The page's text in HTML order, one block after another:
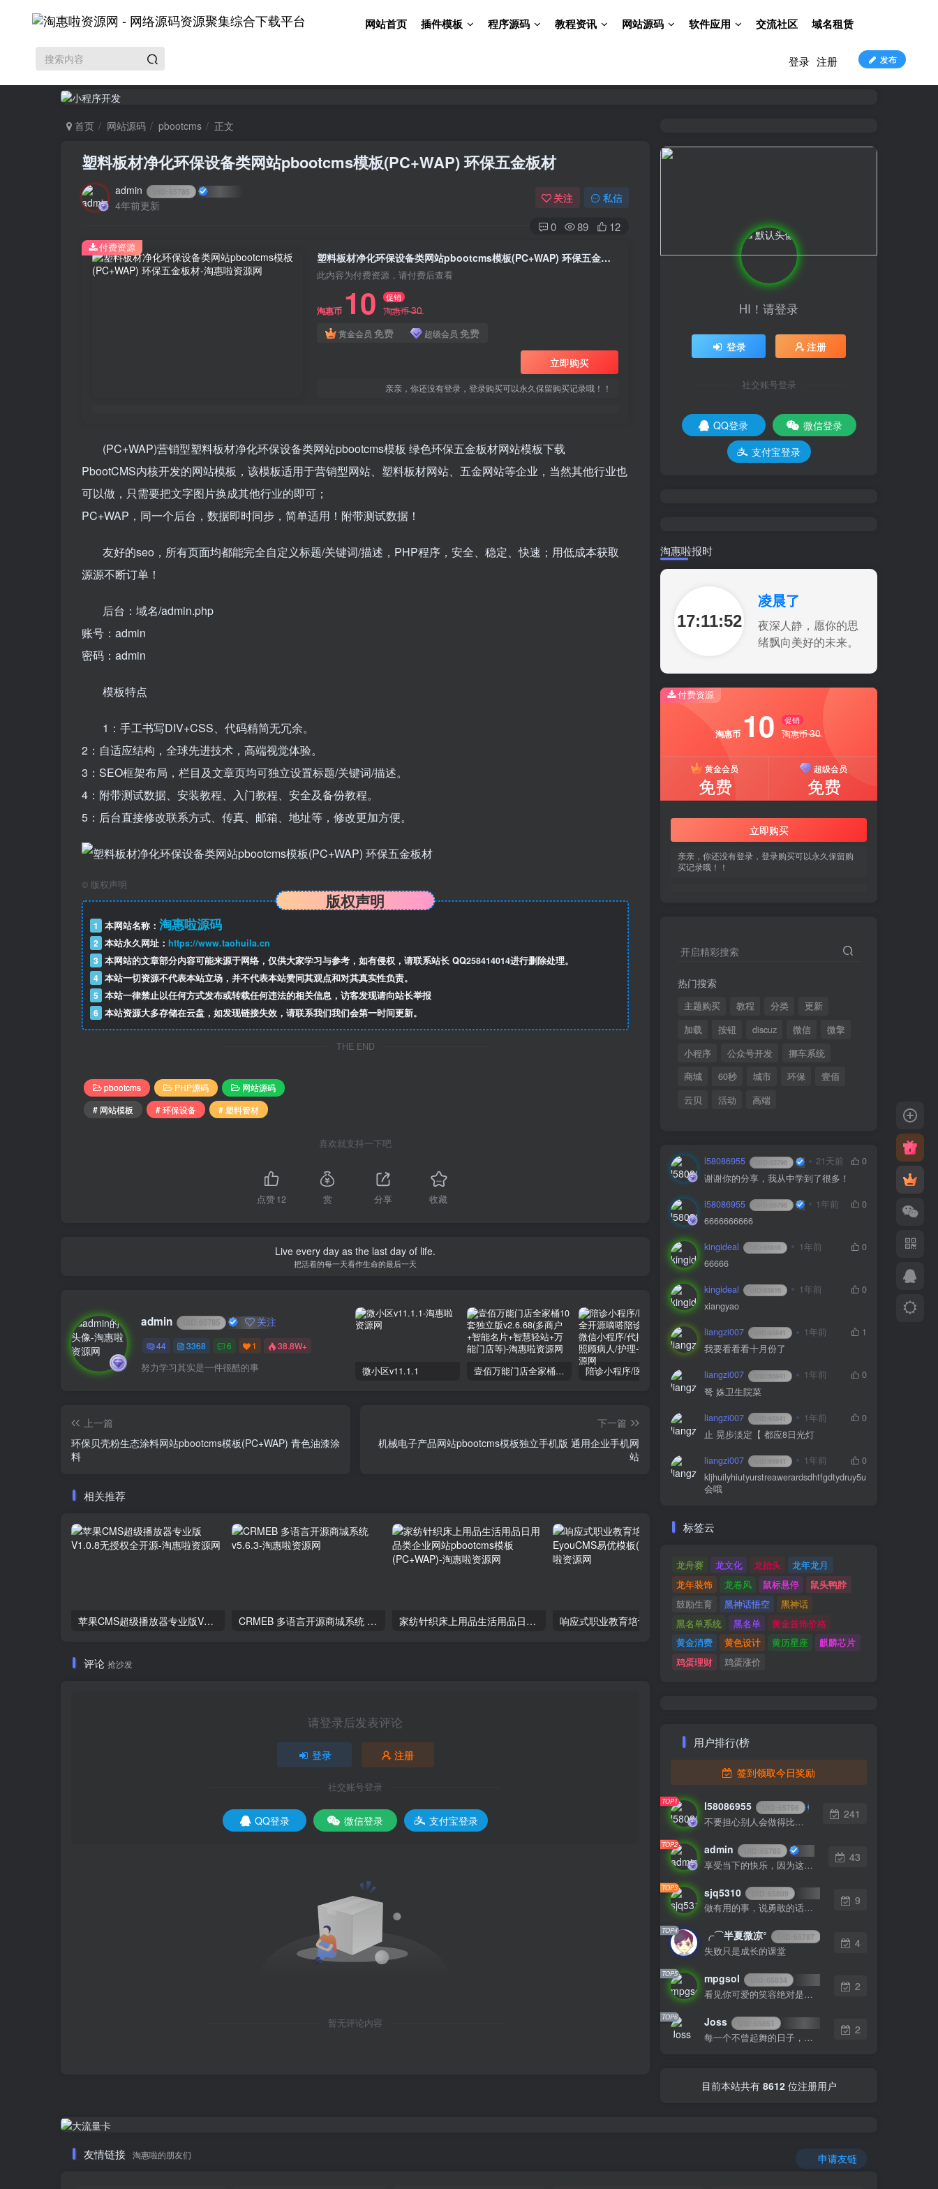
网站首页 插件模板 程序源码 教程资讯 网站源码 软件应用 交流社区 域名租赁
发布
登录 注册
首页 网站源码 pbootcms 正文
塑料板材净化环保设备类网站pbootcms模板(PC+WAP) 环保五金板材
admin 65785
4年前更新
关注 私信
0 89 12
塑料板材净化环保设备类网站pbootcms模板(PC+WAP) 环保五金板材
此内容为付费资源，请付费后查看
淘惠币 10 促销
淘惠币30
黄金会员 免费 超级会员 免费
立即购买
亲亲，你还没有登录，登录购买可以永久保留购买记录哦！！
付费资源
(PC+WAP)营销型塑料板材净化环保设备类网站pbootcms模板 绿色环保五金板材网站模板下载
PbootCMS内核开发的网站模板，该模板适用于营销型网站、塑料板材网站、五金网站等企业，当然其他行业也
可以做，只需要把文字图片换成其他行业的即可；
PC+WAP，同一个后台，数据即时同步，简单适用！附带测试数据！
友好的seo，所有页面均都能完全自定义标题/关键词/描述，PHP程序，安全、稳定、快速；用低成本获取
源源不断订单！
后台：域名/admin.php
账号：admin
密码：admin
模板特点
1：手工书写DIV+CSS、代码精简无冗余。
2：自适应结构，全球先进技术，高端视觉体验。
3：SEO框架布局，栏目及文章页均可独立设置标题/关键词/描述。
4：附带测试数据、安装教程、入门教程、安全及备份教程。
5：后台直接修改联系方式、传真、邮箱、地址等，修改更加方便。
© 版权声明
版权声明
1 本网站名称： 淘惠啦源码
2 本站永久网址： https://www.taohuila.cn
3 本网站的文章部分内容可能来源于网络，仅供大家学习与参考，如有侵权，请联系站长 QQ258414014进行删除处理。
4 本站一切资源不代表本站立场，并不代表本站赞同其观点和对其真实性负责。
5 本站一律禁止以任何方式发布或转载任何违法的相关信息，访客发现请向站长举报
6 本站资源大多存储在云盘，如发现链接失效，请联系我们我们会第一时间更新。
THE END
pbootcms PHP源码
网站源码
# 网站模板
# 环保设备 # 塑料管材
喜欢就支持一下吧
点赞12 赏 分享 收藏
Live every day as the last day of life.
把活着的每一天看作生命的最后一天
admin 65785 关注
44 3368 6 1 38.8W+
努力学习其实是一件很酷的事 微小区v11.1.1 壹佰万能门店全家桶10套独立版v2.6.68(​多商户+智能名片+智慧轻站+万能门店等) 啦啦外卖v45.9至尊稳定运营独立版+App+小程序前端（头像&定位修复版）
上一篇
环保贝壳粉生态涂料网站pbootcms模板(PC+WAP) 青色油漆涂
料
下一篇
机械电子产品网站pbootcms模板独立手机版 通用企业手机网
站
相关推荐
苹果CMS超级播放器专业版V1.0.8无授权全开源 CRMEB 多语言开源商城系统 v5.6.3 家纺针织床上用品生活用品日用品类企业网站pbootcms模板(PC+WAP) 响应式职业教育培训行业网站EyouCMS易优模板(pc+wap）
评论 抢沙发
请登录后发表评论
登录 注册
社交账号登录
QQ登录 微信登录 支付宝登录
暂无评论内容
HI！请登录
登录 注册
社交账号登录
QQ登录
微信登录
支付宝登录
淘惠啦报时
17:11:53
凌晨了
夜深人静，愿你的思
绪飘向美好的未来。
付费资源
淘惠币 10 促销
淘惠币30
黄金会员
免费
超级会员
免费
立即购买
亲亲，你还没有登录，登录购买可以永久保留购
买记录哦！！
开启精彩搜索
热门搜索
主题购买 教程 分类
更新
加载
按钮 discuz 微信
微擎
小程序
公众号开发
挪车系统
商城
60秒 城市 环保
壹佰
云贝
活动 高端
l58086955 65796 21天前
0
谢谢你的分享，我从中学到了很多！
l58086955 65796 1年前
0
6666666666
kingideal 65816 1年前
0
66666
kingideal 65816 1年前
0
xiangyao
liangzi007 65841 1年前
1
我要看看看十月份了
liangzi007 65841 1年前
0
弩 姝卫生院菜
liangzi007 65841 1年前
0
止 晃步淡定【 都应8日光灯
liangzi007 65841 1年前
0
kljhuilyhiutyurstreawerardsdhtfgdtydruy5u
会哦
标签云
龙舟赛 龙文化 龙抬头
龙年龙月
龙年装饰
龙卷风 鼠标悬停
鼠头鸭脖
鼓励生育
黑神话悟空
黑神话
黑名单系统
黑名单
黄金首饰价格
黄金消费
黄色设计 黄历星座
麒麟芯片
鸡蛋理财
鸡蛋涨价
用户排行(榜
签到领取今日奖励
TOP1 l58086955 65796
不要担心别人会做得比你好。你只需要每天都做得比前一天好就可以了
241
TOP2 admin 65785
享受当下的快乐，因为这一刻正是你的人生
43
TOP3 sjq5310 65809
做有用的事，说勇敢的话，想美好的事，一生足矣
9
TOP4 ╭⌒半夏微凉° 65787
失败只是成长的课堂
4
TOP5 mpgsol 65834
看见你可爱的笑容绝对是我一天中最美好的事
2
TOP6 Joss 65851
每一个不曾起舞的日子，都是对生命的辜负
2
目前本站共有 8612位注册用户
友情链接 淘惠啦的朋友们 申请友链